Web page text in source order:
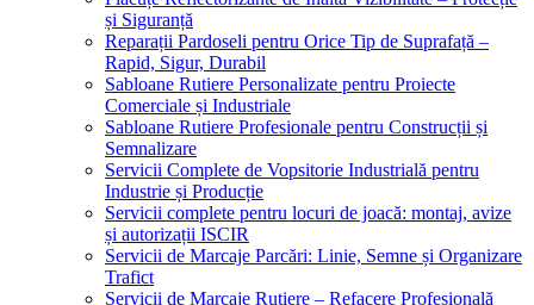
și Siguranță
Reparații Pardoseli pentru Orice Tip de Suprafață –
Rapid, Sigur, Durabil
Sabloane Rutiere Personalizate pentru Proiecte
Comerciale și Industriale
Sabloane Rutiere Profesionale pentru Construcții și
Semnalizare
Servicii Complete de Vopsitorie Industrială pentru
Industrie și Producție
Servicii complete pentru locuri de joacă: montaj, avize
și autorizații ISCIR
Servicii de Marcaje Parcări: Linie, Semne și Organizare
Trafict
Servicii de Marcaje Rutiere – Refacere Profesională